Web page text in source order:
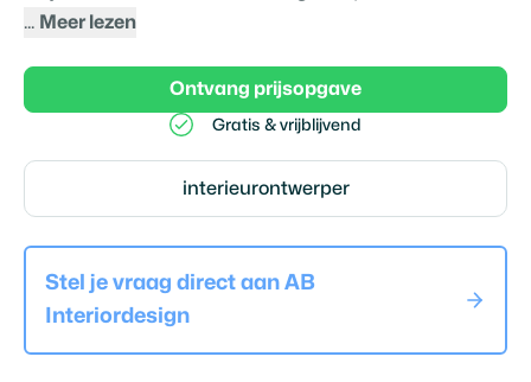
... Meer lezen
Ontvang prijsopgave
Gratis & vrijblijvend
interieurontwerper
Stel je vraag direct aan AB
Interiordesign